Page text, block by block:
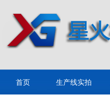
首页 生产线实拍